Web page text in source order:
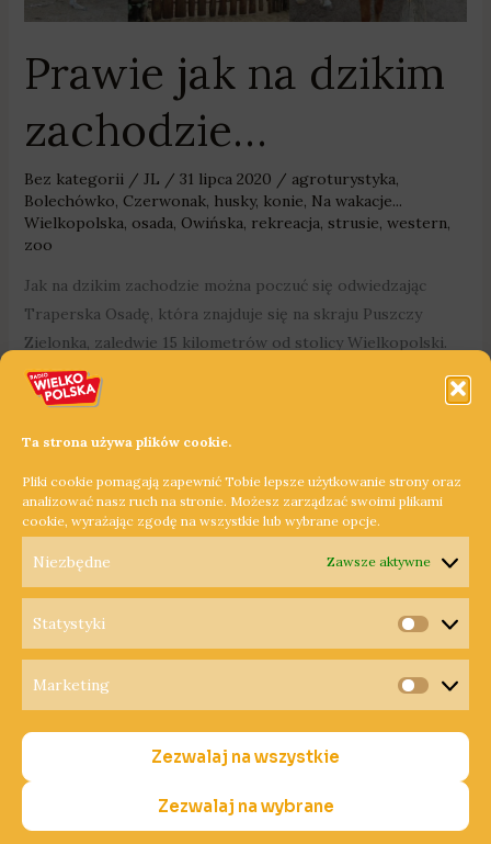
Ta strona używa plików cookie.
Pliki cookie pomagają zapewnić Tobie lepsze użytkowanie strony oraz
analizować nasz ruch na stronie. Możesz zarządzać swoimi plikami
cookie, wyrażając zgodę na wszystkie lub wybrane opcje.
Niezbędne Zawsze aktywne
Statystyki
Marketing
Zezwalaj na wszystkie
Zezwalaj na wybrane
Prawie jak na dzikim
zachodzie…
Bez kategorii/ JL / 31 lipca 2020 / agroturystyka,
Bolechówko, Czerwonak, husky, konie, Na wakacje...
Wielkopolska, osada, Owińska, rekreacja, strusie, western,
zoo
Jak na dzikim zachodzie można poczuć się odwiedzając
Traperska Osadę, która znajduje się na skraju Puszczy
Zielonka, zaledwie 15 kilometrów od stolicy Wielkopolski.
Można tutaj pojeździć konno, a także psimi zaprzęgami
ciągniętymi przez Husky. Noc spędzimy w indiańskim
otrzymamy jajecznicę ze strusiego jaja, które wykarmi aż 25
osób.
Dowiedz się więcej »
Polityka Cookies